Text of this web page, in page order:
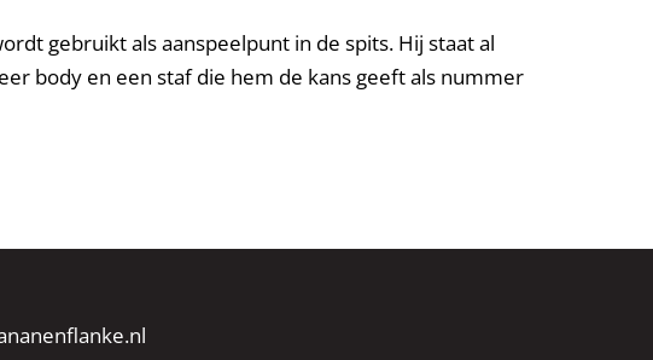
gebruikt als aanspeelpunt in de spits. Hij staat al
body en een staf die hem de kans geeft als nummer